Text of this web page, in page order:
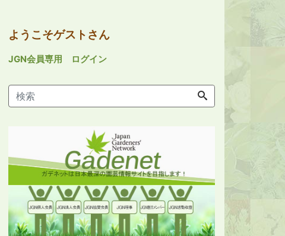
ようこそゲストさん
JGN会員専用 ログイン